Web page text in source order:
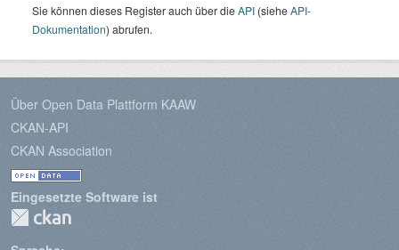
Sie können dieses Register auch über dieAPI (sieheAPI-
Dokumentation) abrufen.
Über Open Data Plattform KAAW
CKAN-API
CKAN Association
Eingesetzte Software ist